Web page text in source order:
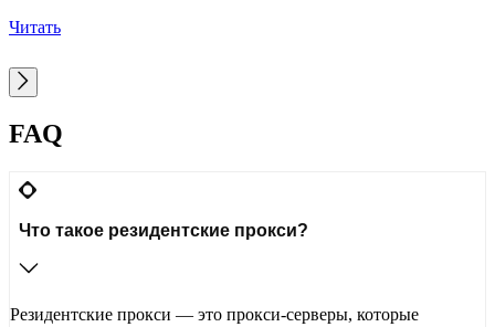
Читать
FAQ
Что такое резидентские прокси?
Резидентские прокси — это прокси-серверы, которые